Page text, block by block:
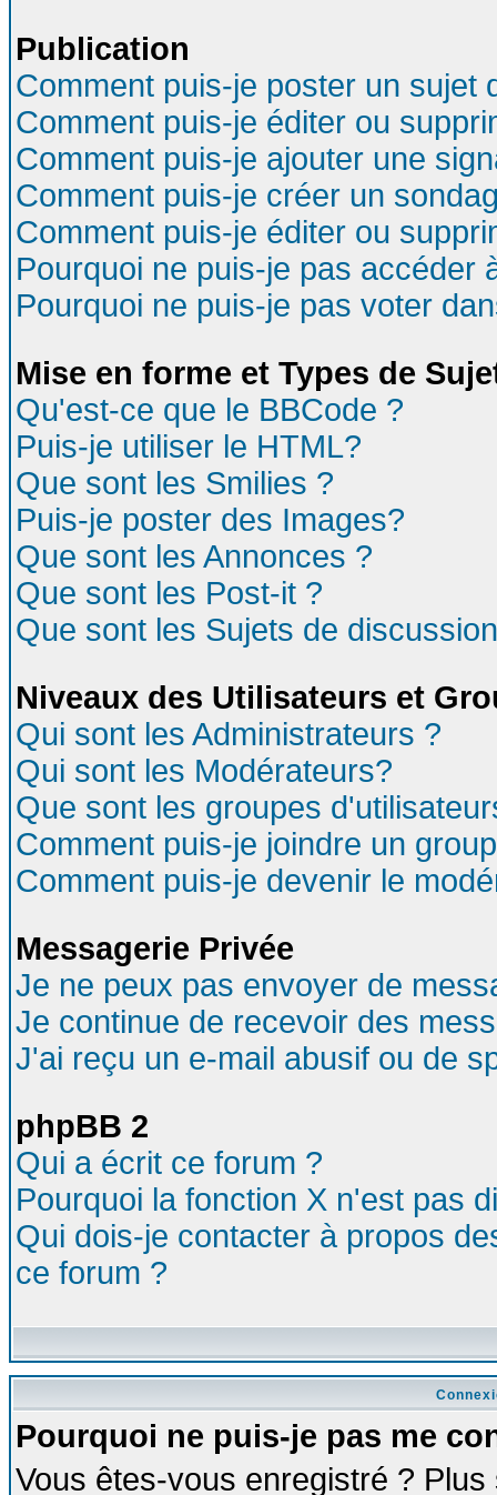
Publication
Comment puis-je poster un sujet
Comment puis-je éditer ou
Comment puis-je ajouter une
Comment puis-je créer un
Comment puis-je éditer ou
Pourquoi ne puis-je pas accéder
Pourquoi ne puis-je pas voter
Mise en forme et Types de
Qu'est-ce que le BBCode ?
Puis-je utiliser le HTML?
Que sont les Smilies ?
Puis-je poster des Images?
Que sont les Annonces ?
Que sont les Post-it ?
Que sont les Sujets de
Niveaux des Utilisateurs et
Qui sont les Administrateurs ?
Qui sont les Modérateurs?
Que sont les groupes
Comment puis-je joindre un
Comment puis-je devenir le
Messagerie Privée
Je ne peux pas envoyer de
Je continue de recevoir des
J'ai reçu un e-mail abusif ou de
phpBB 2
Qui a écrit ce forum ?
Pourquoi la fonction X n'est pas
Qui dois-je contacter à propos
ce forum ?
Pourquoi ne puis-je pas me
Vous êtes-vous enregistré ?